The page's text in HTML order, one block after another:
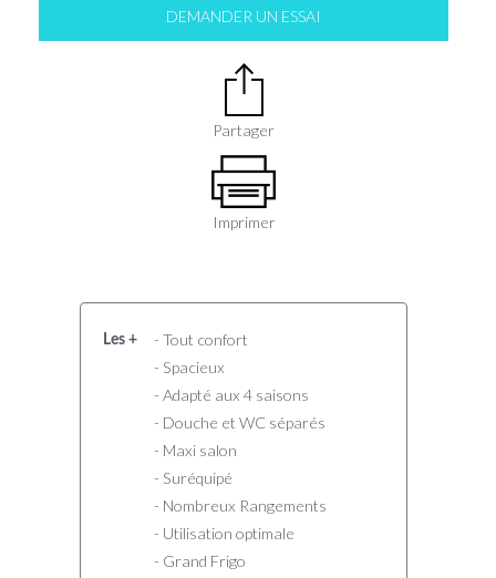
DEMANDER UN ESSAI
Partager
Imprimer
Les +
- Tout confort
- Spacieux
- Adapté aux 4 saisons
- Douche et WC séparés
- Maxi salon
- Suréquipé
- Nombreux Rangements
- Utilisation optimale
- Grand Frigo